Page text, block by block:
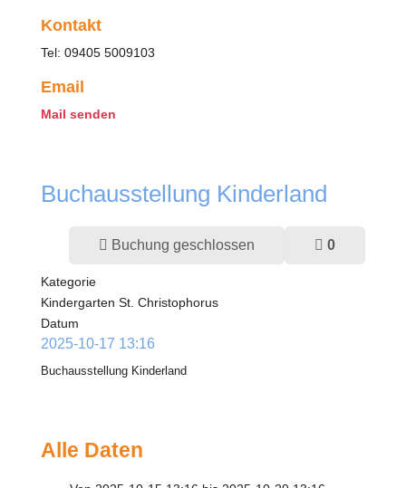
Kontakt
Tel: 09405 5009103
Email
Mail senden
Buchausstellung Kinderland
Buchung geschlossen 0
Kategorie
Kindergarten St. Christophorus
Datum
2025-10-17 13:16
Buchausstellung Kinderland
Alle Daten